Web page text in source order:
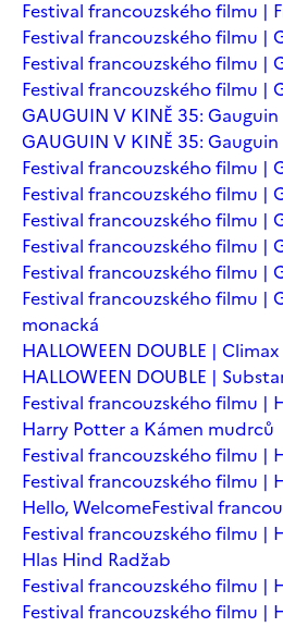
Festival francouzského filmu |
Festival francouzského filmu |
Festival francouzského filmu |
Festival francouzského filmu |
GAUGUIN V KINĚ 35: Gauguin
GAUGUIN V KINĚ 35:
Festival francouzského filmu |
Festival francouzského filmu |
Festival francouzského filmu |
Festival francouzského filmu |
Festival francouzského filmu |
Festival francouzského filmu |
monacká
HALLOWEEN DOUBLE | Climax
HALLOWEEN DOUBLE |
Festival francouzského filmu |
Harry Potter a Kámen mudrců
Festival francouzského filmu |
Festival francouzského filmu |
Hello, WelcomeFestival
Festival francouzského filmu |
Hlas Hind Radžab
Festival francouzského filmu |
Festival francouzského filmu |